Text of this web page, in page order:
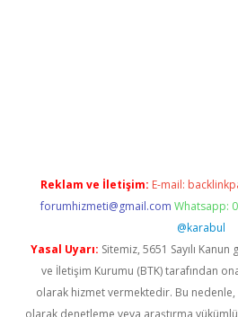
Reklam ve İletişim: E-mail:
forumhizmeti@gmail.com Whatsapp:
@karabul
Yasal Uyarı: Sitemiz, 5651 Sayılı
ve İletişim Kurumu (BTK) tarafından
olarak hizmet vermektedir. Bu
olarak denetleme veya araştırma